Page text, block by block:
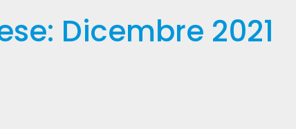
Dicembre 2021